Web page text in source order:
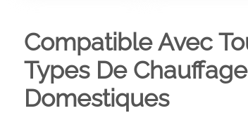
Compatible Avec
Types De
Domestiques